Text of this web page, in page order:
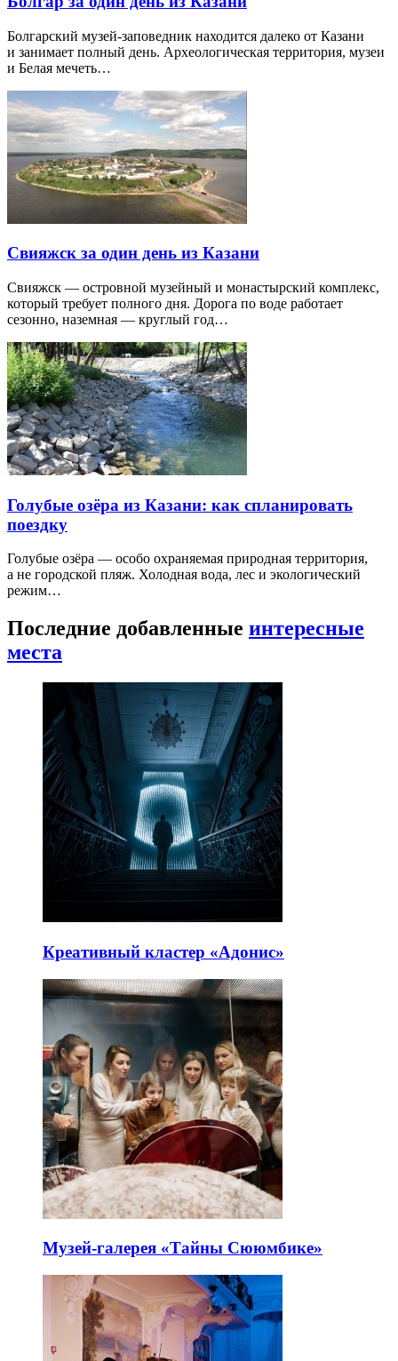
Болгарский музей-заповедник находится далеко от Казани
и занимает полный день. Археологическая территория, музеи
и Белая мечеть…
Свияжск за один день из Казани
Свияжск — островной музейный и монастырский комплекс,
который требует полного дня. Дорога по воде работает
сезонно, наземная — круглый год…
Голубые озёра из Казани: как спланировать
поездку
Голубые озёра — особо охраняемая природная территория,
а не городской пляж. Холодная вода, лес и экологический
режим…
Последние добавленные интересные
места
Креативный кластер «Адонис»
Музей-галерея «Тайны Сююмбике»